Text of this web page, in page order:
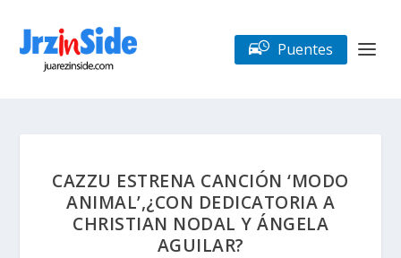
Puentes
CAZZU ESTRENA CANCIÓN ‘MODO
ANIMAL’,¿CON DEDICATORIA A
CHRISTIAN NODAL Y ÁNGELA
AGUILAR?